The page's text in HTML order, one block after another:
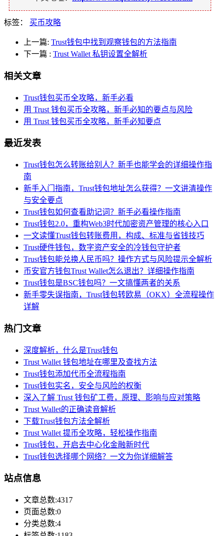
标签： 买币攻略
上一篇: Trust钱包中找到观察钱包的方法指南
下一篇 : Trust Wallet 私钥设置全解析
相关文章
Trust钱包买币全攻略，新手必看
用 Trust 钱包买币全攻略，新手必知的要点与风险
用 Trust 钱包买币全攻略，新手必知要点
最近发表
Trust钱包怎么转账给别人？新手也能学会的详细操作指
南
新手入门指南，Trust钱包地址怎么获得？一文讲清操作
与安全要点
Trust钱包如何查看助记词？新手必看操作指南
Trust钱包2.0，重构Web3时代加密资产管理的核心入口
一文读懂Trust钱包转账费用，构成、标准与省钱技巧
Trust硬件钱包，数字资产安全的冷钱包守护者
Trust钱包能兑换人民币吗？操作方式与风险提示全解析
币安官方钱包Trust Wallet怎么退出？详细操作指南
Trust钱包是BSC钱包吗？一文搞懂两者的关系
新手零失误指南，Trust钱包转欧易（OKX）全流程操作
详解
热门文章
深度解析，什么是Trust钱包
Trust Wallet 钱包地址在哪里及查找方法
Trust钱包添加代币全流程指南
Trust钱包实名，安全与风险的权衡
深入了解 Trust 钱包矿工费，原理、影响与应对策略
Trust Wallet的正确读音解析
下载Trust钱包方法全解析
Trust Wallet 提币全攻略，轻松操作指南
Trust钱包，开启去中心化金融新时代
Trust钱包选择哪个网络？一文为你详细解答
站点信息
文章总数:4317
页面总数:0
分类总数:4